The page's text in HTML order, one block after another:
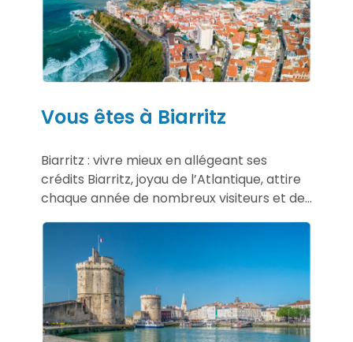
Vous êtes à Biarritz
Biarritz : vivre mieux en allégeant ses
crédits Biarritz, joyau de l’Atlantique, attire
chaque année de nombreux visiteurs et de...